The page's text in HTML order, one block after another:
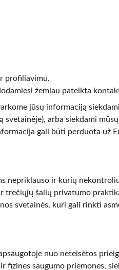
profiliavimu.
žemiau pateikta
jūsų informaciją
arba siekdami
gali būti perduota už
nepriklauso ir kurių
trečiųjų šalių privatumo
svetainės, kuri gali rinkti
nuo neteisėtos
saugumo priemones,